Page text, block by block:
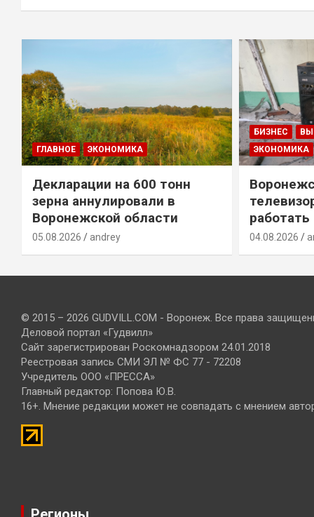
ГЛАВНОЕ ЭКОНОМИКА
Декларации на 600 тонн
зерна аннулировали в
Воронежской области
05.08.2026 andrey
БИЗНЕС
ЭКОНОМИКА
работать
04.08.2026
© 2015 – 2026 GUDVILL.COM - Воронеж. Все права
Деловой портал «Гудвилл»
Сайт зарегистрирован Роскомнадзором 24.01.2018
Реестровая запись СМИ ЭЛ № ФС 77 - 72208
Учредитель ООО «ПРЕССА»
Главный редактор: Попова Ю.В.
16+. Мнение редакции может не совпадать с мнением